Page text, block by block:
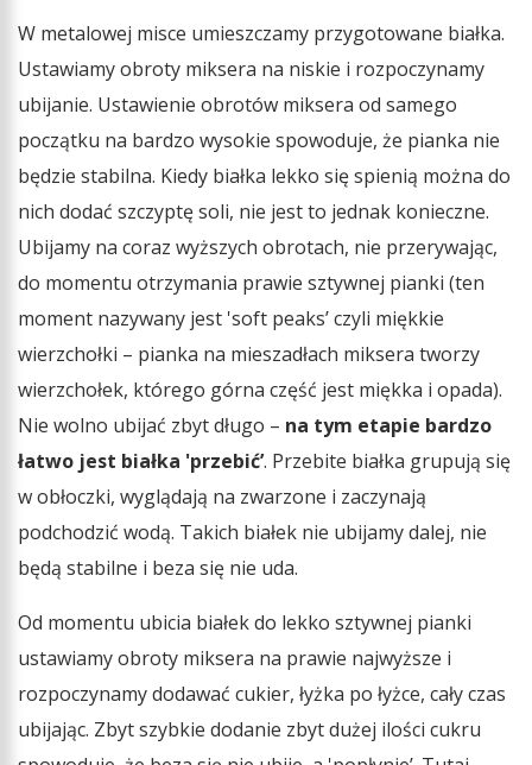
W metalowej misce umieszczamy przygotowane białka.
Ustawiamy obroty miksera na niskie i rozpoczynamy
ubijanie. Ustawienie obrotów miksera od samego
początku na bardzo wysokie spowoduje, że pianka nie
będzie stabilna. Kiedy białka lekko się spienią można do
nich dodać szczyptę soli, nie jest to jednak konieczne.
Ubijamy na coraz wyższych obrotach, nie przerywając,
do momentu otrzymania prawie sztywnej pianki (ten
moment nazywany jest 'soft peaks’ czyli miękkie
wierzchołki – pianka na mieszadłach miksera tworzy
wierzchołek, którego górna część jest miękka i opada).
Nie wolno ubijać zbyt długo – na tym etapie bardzo
łatwo jest białka 'przebić’. Przebite białka grupują się
w obłoczki, wyglądają na zwarzone i zaczynają
podchodzić wodą. Takich białek nie ubijamy dalej, nie
będą stabilne i beza się nie uda.
Od momentu ubicia białek do lekko sztywnej pianki
ustawiamy obroty miksera na prawie najwyższe i
rozpoczynamy dodawać cukier, łyżka po łyżce, cały czas
ubijając. Zbyt szybkie dodanie zbyt dużej ilości cukru